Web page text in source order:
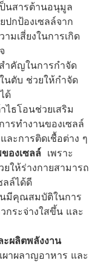
นสารต้านอนุมูล
กป้องเซลล์จาก
มเสี่ยงในการเกิด
ำคัญในการกำจัด
นตับ ช่วยให้กำจัด
ด้
ธโอนช่วยเสริม
รทำงานของเซลล์
ละการติดเชื้อต่าง ๆ
องเซลล์ เพราะ
ให้ร่างกายสามารถ
ลล์ได้ดี
มีคุณสมบัติในการ
กระจ่างใสขึ้น และ
ะผลิตพลังงาน
าผลาญอาหาร และ